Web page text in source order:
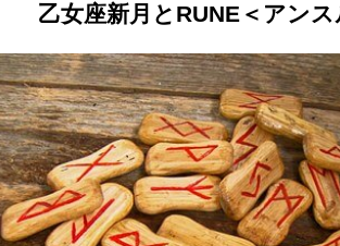
乙女座新月とRUNE＜アン